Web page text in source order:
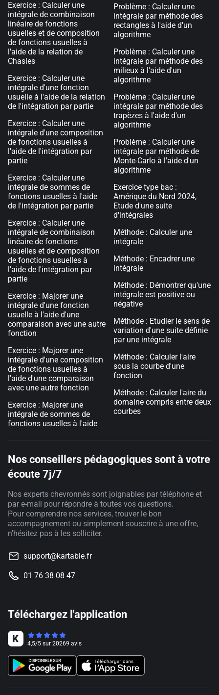
Exercice : Calculer une
intégrale de combinaison
linéaire de fonctions
usuelles et de composition
de fonctions usuelles à
l'aide de la relation de
Chasles
Exercice : Calculer une
intégrale d'une fonction
usuelle à l'aide de la relation
de l'intégration par partie
Exercice : Calculer une
intégrale d'une composition
de fonctions usuelles à
l'aide de l'intégration par
partie
Exercice : Calculer une
intégrale de sommes de
fonctions usuelles à l'aide
de l'intégration par partie
Exercice : Calculer une
intégrale de combinaison
linéaire de fonctions
usuelles et de composition
de fonctions usuelles à
l'aide de l'intégration par
partie
Exercice : Majorer une
intégrale d'une fonction
usuelle à l'aide d'une
comparaison avec une autre
fonction
Exercice : Majorer une
intégrale d'une composition
de fonctions usuelles à
l'aide d'une comparaison
avec une autre fonction
Exercice : Majorer une
intégrale de sommes de
fonctions usuelles à l'aide
Problème : Calculer une
intégrale par méthode des
rectangles à l'aide d'un
algorithme
Problème : Calculer une
intégrale par méthode des
milieux à l'aide d'un
algorithme
Problème : Calculer une
intégrale par méthode des
trapèzes à l'aide d'un
algorithme
Problème : Calculer une
intégrale par méthode de
Monte-Carlo à l'aide d'un
algorithme
Exercice type bac :
Amérique du Nord 2024,
Etude d'une suite
d'intégrales
Méthode : Calculer une
intégrale
Méthode : Encadrer une
intégrale
Méthode : Démontrer qu'une
intégrale est positive ou
négative
Méthode : Etudier le sens de
variation d'une suite définie
par une intégrale
Méthode : Calculer l'aire
sous la courbe d'une
fonction
Méthode : Calculer l'aire du
domaine compris entre deux
courbes
Nos conseillers pédagogiques sont à votre
écoute 7j/7
Nos experts chevronnés sont joignables par téléphone et
par e-mail pour répondre à toutes vos questions.
Pour comprendre nos services, trouver le bon
accompagnement ou simplement souscrire à une offre,
n'hésitez pas à les solliciter.
support@kartable.fr
01 76 38 08 47
Téléchargez l'application
4,5/5 sur 20269 avis